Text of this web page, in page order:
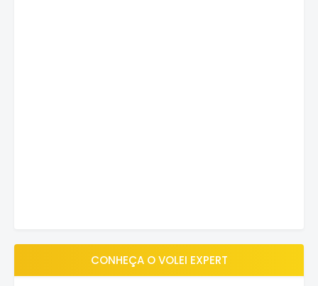
CONHEÇA O VOLEI EXPERT